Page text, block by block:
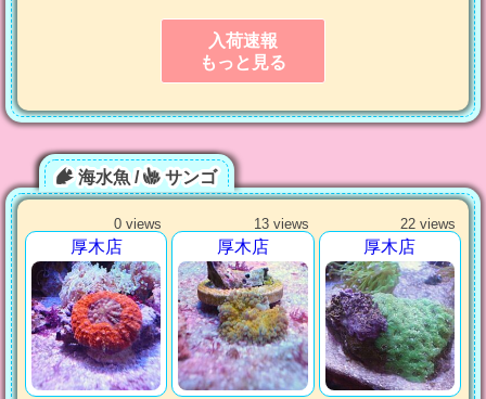
入荷速報
もっと見る
海水魚 / サンゴ
0 views
厚木店
13 views
厚木店
22 views
厚木店